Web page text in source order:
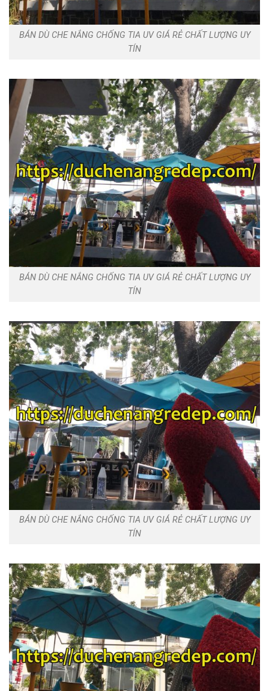
BÁN DÙ CHE NẮNG CHỐNG TIA UV GIÁ RẺ CHẤT LƯỢNG UY
TÍN
BÁN DÙ CHE NẮNG CHỐNG TIA UV GIÁ RẺ CHẤT LƯỢNG UY
TÍN
BÁN DÙ CHE NẮNG CHỐNG TIA UV GIÁ RẺ CHẤT LƯỢNG UY
TÍN